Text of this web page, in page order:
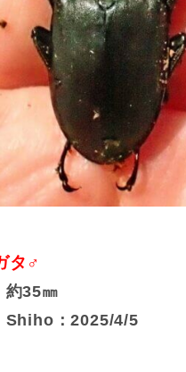
タ♂
約35㎜
Shiho：2025/4/5